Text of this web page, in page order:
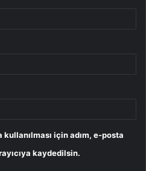
için adım, e-posta
kaydedilsin.